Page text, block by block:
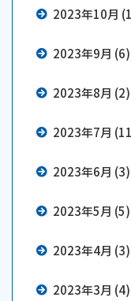
2023年10月
2023年9月 (6)
2023年8月 (2)
2023年7月
2023年6月 (3)
2023年5月 (5)
2023年4月 (3)
2023年3月 (4)